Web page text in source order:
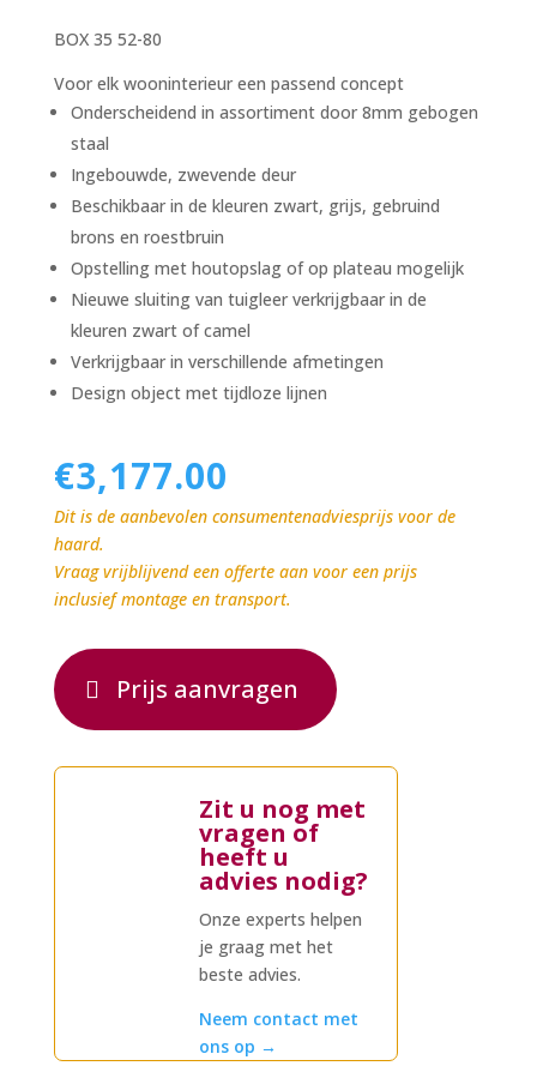
BOX 35 52-80
Voor elk wooninterieur een passend concept
Onderscheidend in assortiment door 8mm gebogen
staal
Ingebouwde, zwevende deur
Beschikbaar in de kleuren zwart, grijs, gebruind
brons en roestbruin
Opstelling met houtopslag of op plateau mogelijk
Nieuwe sluiting van tuigleer verkrijgbaar in de
kleuren zwart of camel
Verkrijgbaar in verschillende afmetingen
Design object met tijdloze lijnen
€3,177.00
Dit is de aanbevolen consumentenadviesprijs voor de
haard.
Vraag vrijblijvend een offerte aan voor een prijs
inclusief montage en transport.
Prijs aanvragen
Zit u nog met
vragen of
heeft u
advies nodig?
Onze experts helpen
je graag met het
beste advies.
Neem contact met
ons op →